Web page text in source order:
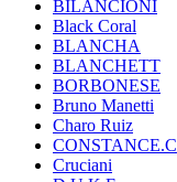
BILANCIONI
Black Coral
BLANCHA
BLANCHETT
BORBONESE
Bruno Manetti
Charo Ruiz
CONSTANCE.C
Cruciani